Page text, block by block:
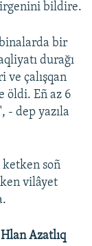
bildire.
bir
durağı
ve çalışqan
öldi. Eñ az 6
- dep yazıla
ketken soñ
vilâyet
Azatlıq